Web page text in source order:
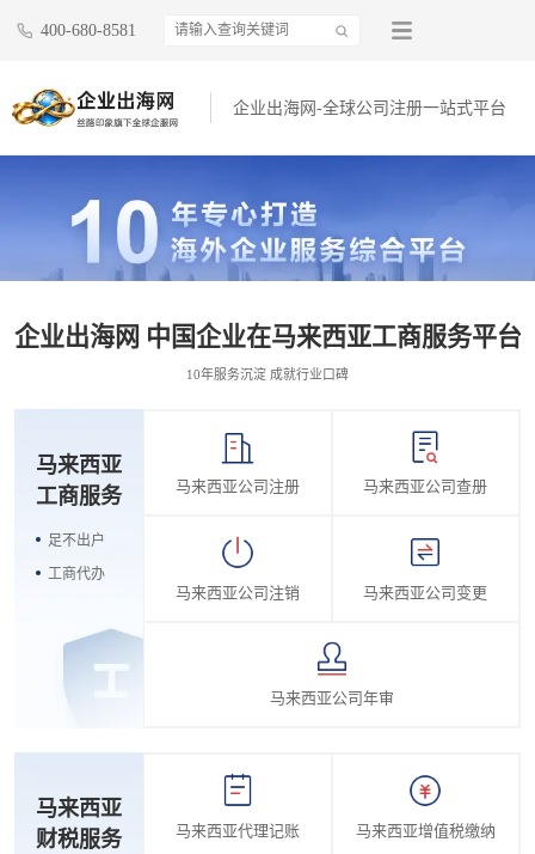
400-680-8581
企业出海网-全球公司注册一站式平台
企业出海网 中国企业在马来西亚工商服务平台
10年服务沉淀 成就行业口碑
马来西亚
工商服务
足不出户
工商代办
马来西亚公司注册 马来西亚公司查册
马来西亚公司注销 马来西亚公司变更
马来西亚公司年审
马来西亚
财税服务
马来西亚代理记账 马来西亚增值税缴纳